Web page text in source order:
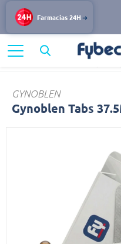
Farmacias 24H
Mujer
GYNOBLEN
Gynoblen Tabs